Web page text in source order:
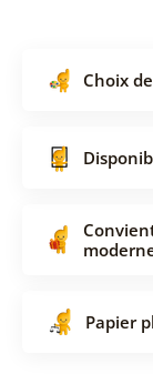
Choix
Papier